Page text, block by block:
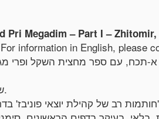
Pri Megadim – Part I – Zhitomir,
information in English, please
שער נפרד לספר מחצית השקל ופרי מגדים (עם פרט השנה: תרכ"ג).
בקפטאון".